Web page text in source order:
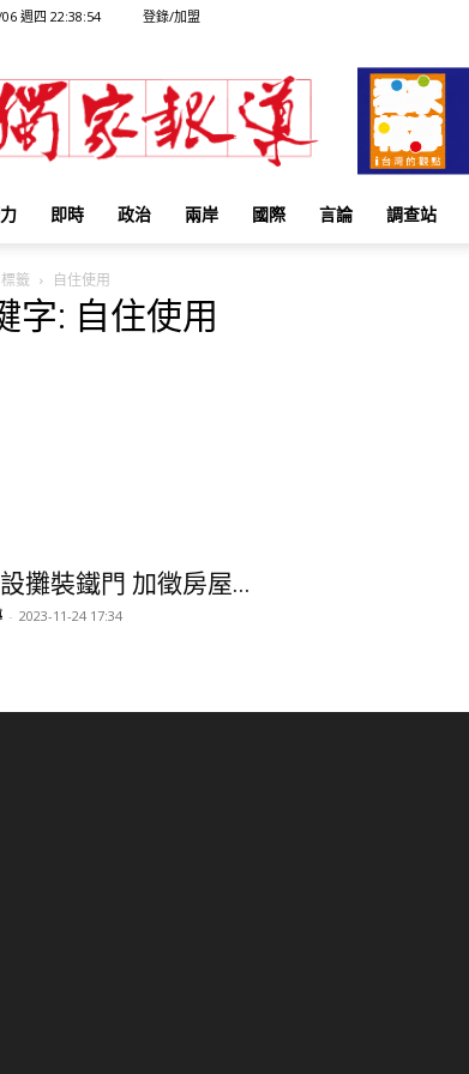
週四 22:38:54 登錄/加盟
獨
家
報
即時 政治 兩岸 國際 言論 調查站
標籤 自住使用
字: 自住使用